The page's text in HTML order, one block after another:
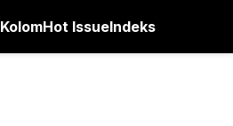
KolomHot IssueIndeks